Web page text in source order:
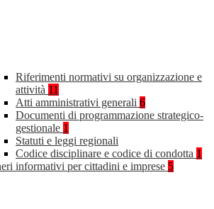
Riferimenti normativi su organizzazione e
attività 11
Atti amministrativi generali 6
Documenti di programmazione strategico-
gestionale 1
Statuti e leggi regionali
Codice disciplinare e codice di condotta 1
informativi per cittadini e imprese 5